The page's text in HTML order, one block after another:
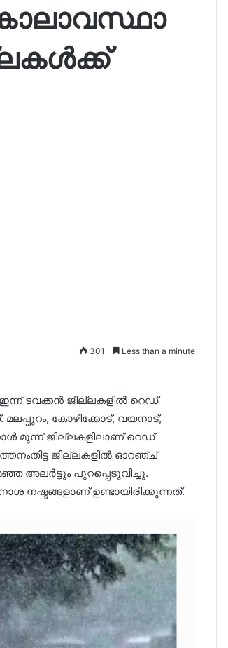
301 Less than a minute
ടവക്കൻ ജില്ലകളിൽ റെഡ്
കോഴിക്കോട്, വയനാട്,
മൂന്ന് ജില്ലകളിലാണ് റെഡ്
ജില്ലകളില്‍ ഓറഞ്ച്
അലര്‍ട്ടും പുറപ്പെടുവിച്ചു.
നഷ്ടങ്ങളാണ് ഉണ്ടായിരിക്കുന്നത്.